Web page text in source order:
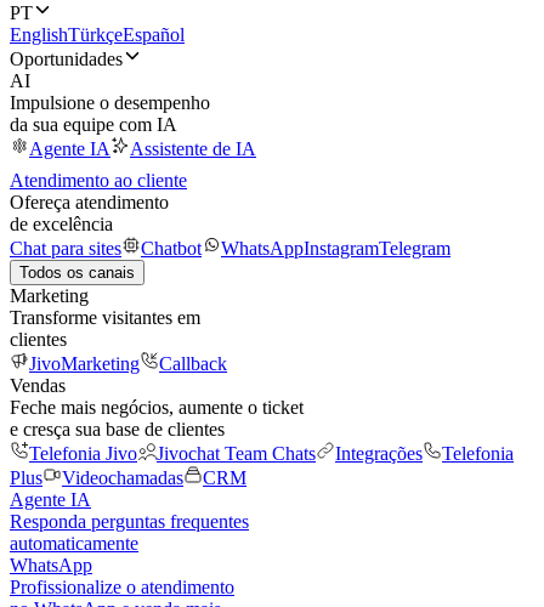
PT
EnglishTürkçeEspañol
Oportunidades
AI
Impulsione o desempenho
da sua equipe com IA
Agente IA
Assistente de IA
Atendimento ao cliente
Ofereça atendimento
de excelência
Chat para sites
Chatbot WhatsAppInstagramTelegram
Todos os canais
Marketing
Transforme visitantes em
clientes
JivoMarketing
Callback
Vendas
Feche mais negócios, aumente o ticket
e cresça sua base de clientes
Telefonia Jivo
Jivochat Team Chats Integrações
Telefonia
Plus
Videochamadas
CRM
Agente IA
Responda perguntas frequentes
automaticamente
WhatsApp
Profissionalize o atendimento